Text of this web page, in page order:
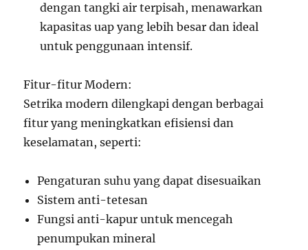
dengan tangki air terpisah, menawarkan
kapasitas uap yang lebih besar dan ideal
untuk penggunaan intensif.
Fitur-fitur Modern:
Setrika modern dilengkapi dengan berbagai
fitur yang meningkatkan efisiensi dan
keselamatan, seperti:
Pengaturan suhu yang dapat disesuaikan
Sistem anti-tetesan
Fungsi anti-kapur untuk mencegah
penumpukan mineral